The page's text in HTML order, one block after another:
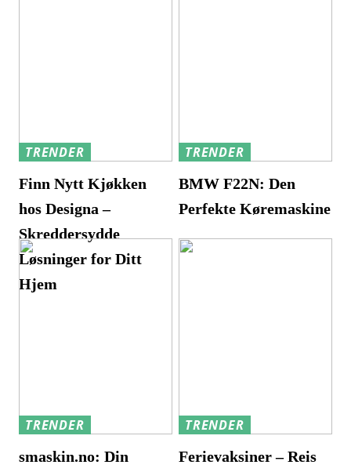
TRENDER
Finn Nytt Kjøkken
hos Designa –
Skreddersydde
Løsninger for Ditt
Hjem
TRENDER
BMW F22N: Den
Perfekte Køremaskine
TRENDER
smaskin.no: Din
TRENDER
Ferievaksiner – Reis